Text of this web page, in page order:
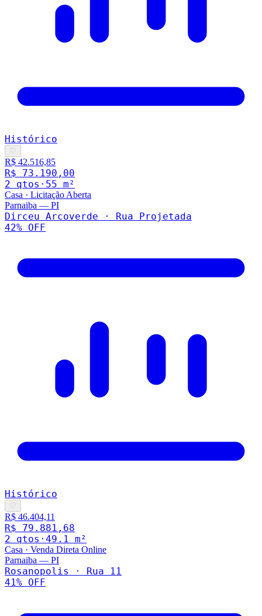
Histórico
♡
R$ 42.516,85
R$ 73.190,00
2 qtos · 55 m²
Casa · Licitação Aberta
Parnaiba — PI
Dirceu Arcoverde · Rua Projetada
42% OFF
Histórico
♡
R$ 46.404,11
R$ 79.881,68
2 qtos · 49.1 m²
Casa · Venda Direta Online
Parnaiba — PI
Rosanopolis · Rua 11
41% OFF